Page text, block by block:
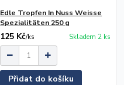
Edle Tropfen In Nuss Weisse
Spezialitäten 250 g
125 Kč/ks Skladem 2 ks
Přidat do košíku